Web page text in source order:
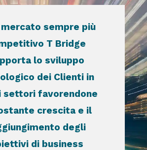
mercato sempre più
T Bridge
lo sviluppo
dei Clienti in
favorendone
crescita e il
degli
di business